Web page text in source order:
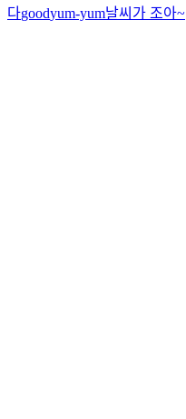
다goodyum-yum날씨가 조아~